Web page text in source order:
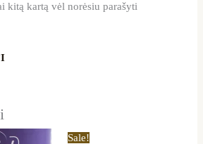
kitą kartą vėl norėsiu parašyti
Sale!